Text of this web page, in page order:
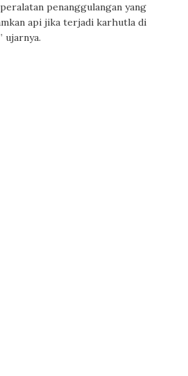
penanggulangan yang
api jika terjadi karhutla di
ujarnya.